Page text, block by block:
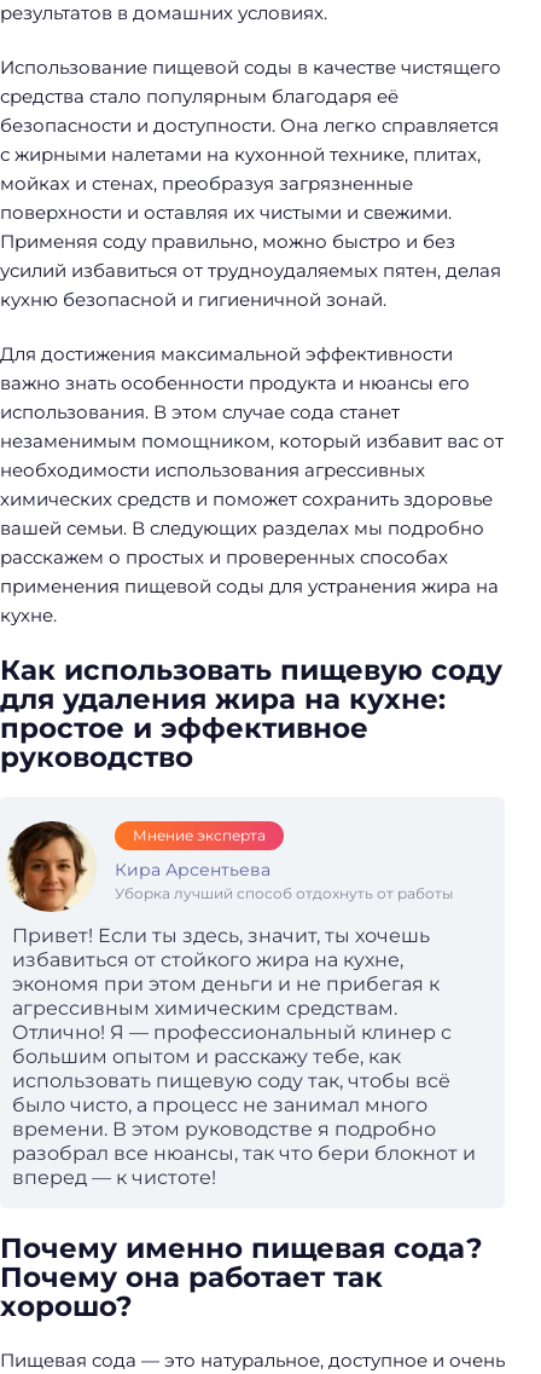
результатов в домашних условиях.
Использование пищевой соды в качестве чистящего
средства стало популярным благодаря её
безопасности и доступности. Она легко справляется
с жирными налетами на кухонной технике, плитах,
мойках и стенах, преобразуя загрязненные
поверхности и оставляя их чистыми и свежими.
Применяя соду правильно, можно быстро и без
усилий избавиться от трудноудаляемых пятен, делая
кухню безопасной и гигиеничной зонай.
Для достижения максимальной эффективности
важно знать особенности продукта и нюансы его
использования. В этом случае сода станет
незаменимым помощником, который избавит вас от
необходимости использования агрессивных
химических средств и поможет сохранить здоровье
вашей семьи. В следующих разделах мы подробно
расскажем о простых и проверенных способах
применения пищевой соды для устранения жира на
кухне.
Как использовать пищевую соду
для удаления жира на кухне:
простое и эффективное
руководство
Мнение эксперта
Кира Арсентьева
Уборка лучший способ отдохнуть от работы
Привет! Если ты здесь, значит, ты хочешь
избавиться от стойкого жира на кухне,
экономя при этом деньги и не прибегая к
агрессивным химическим средствам.
Отлично! Я — профессиональный клинер с
большим опытом и расскажу тебе, как
использовать пищевую соду так, чтобы всё
было чисто, а процесс не занимал много
времени. В этом руководстве я подробно
разобрал все нюансы, так что бери блокнот и
вперед — к чистоте!
Почему именно пищевая сода?
Почему она работает так
хорошо?
Пищевая сода — это натуральное, доступное и очень